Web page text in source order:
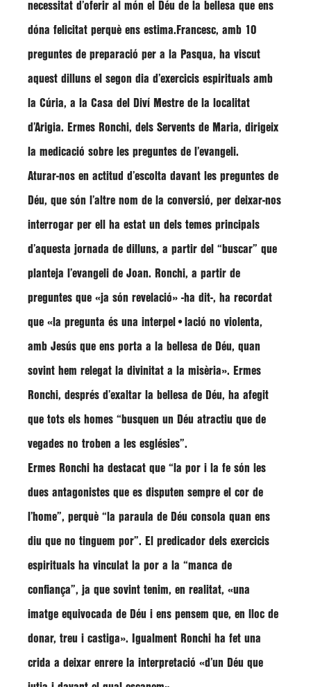
necessitat d’oferir al món el Déu de la bellesa que ens
dóna felicitat perquè ens estima.Francesc, amb 10
preguntes de preparació per a la Pasqua, ha viscut
aquest dilluns el segon dia d’exercicis espirituals amb
la Cúria, a la Casa del Diví Mestre de la localitat
d’Arigia. Ermes Ronchi, dels Servents de Maria, dirigeix
la medicació sobre les preguntes de l’evangeli.
Aturar-nos en actitud d’escolta davant les preguntes de
Déu, que són l’altre nom de la conversió, per deixar-nos
interrogar per ell ha estat un dels temes principals
d’aquesta jornada de dilluns, a partir del “buscar” que
planteja l’evangeli de Joan. Ronchi, a partir de
preguntes que «ja són revelació» -ha dit-, ha recordat
que «la pregunta és una interpel•lació no violenta,
amb Jesús que ens porta a la bellesa de Déu, quan
sovint hem relegat la divinitat a la misèria». Ermes
Ronchi, després d’exaltar la bellesa de Déu, ha afegit
que tots els homes “busquen un Déu atractiu que de
vegades no troben a les esglésies”.
Ermes Ronchi ha destacat que “la por i la fe són les
dues antagonistes que es disputen sempre el cor de
l’home”, perquè “la paraula de Déu consola quan ens
diu que no tinguem por”. El predicador dels exercicis
espirituals ha vinculat la por a la “manca de
confiança”, ja que sovint tenim, en realitat, «una
imatge equivocada de Déu i ens pensem que, en lloc de
donar, treu i castiga». Igualment Ronchi ha fet una
crida a deixar enrere la interpretació «d’un Déu que